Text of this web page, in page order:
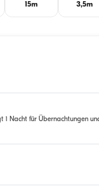
15m 3,5m
Nacht für Übernachtungen